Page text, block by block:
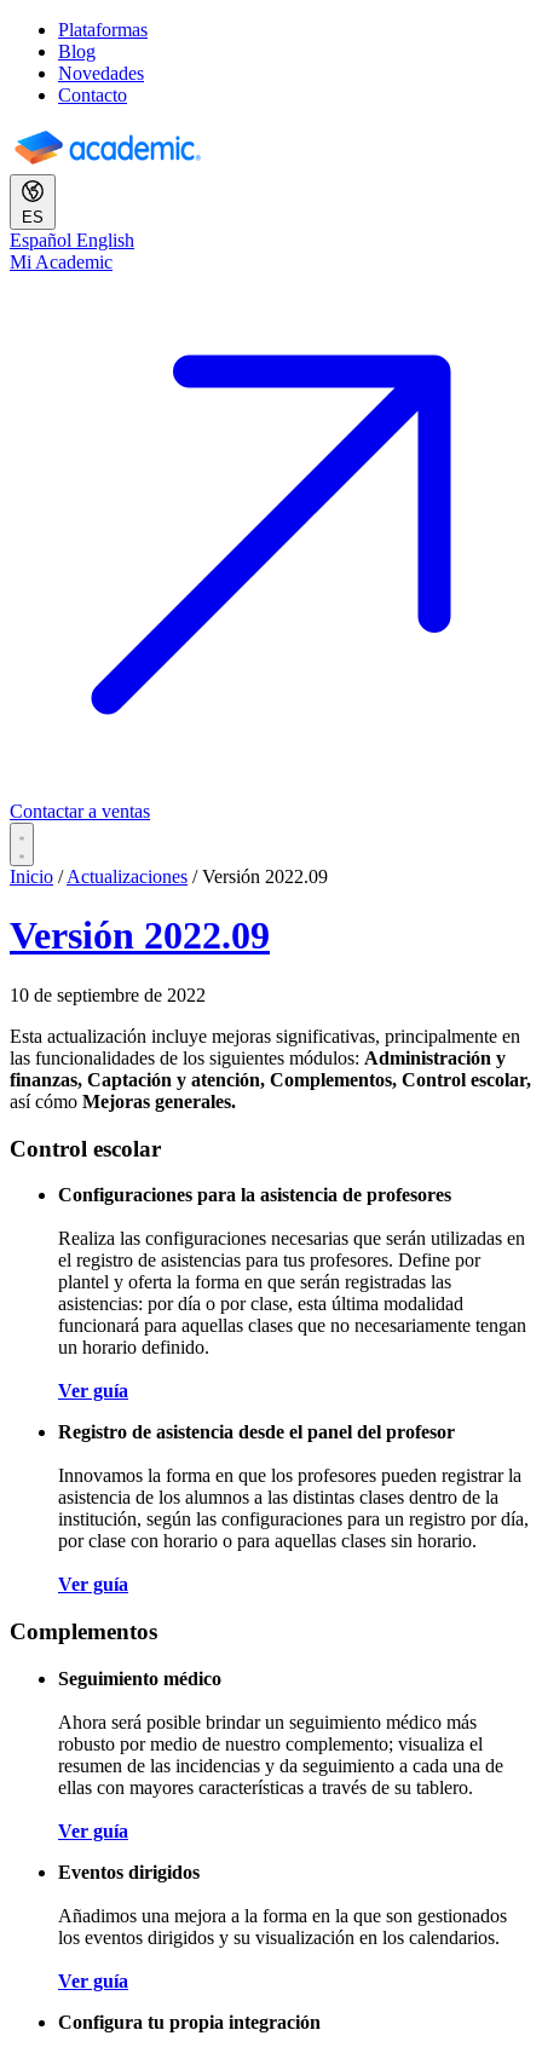
Plataformas
Blog
Novedades
Contacto
ES
Español English
Mi Academic
Contactar a ventas
Inicio / Actualizaciones / Versión 2022.09
Versión 2022.09
10 de septiembre de 2022
Esta actualización incluye mejoras significativas, principalmente en
las funcionalidades de los siguientes módulos: Administración y
finanzas, Captación y atención, Complementos, Control escolar,
así cómo Mejoras generales.
Control escolar
Configuraciones para la asistencia de profesores
Realiza las configuraciones necesarias que serán utilizadas en
el registro de asistencias para tus profesores. Define por
plantel y oferta la forma en que serán registradas las
asistencias: por día o por clase, esta última modalidad
funcionará para aquellas clases que no necesariamente tengan
un horario definido.
Ver guía
Registro de asistencia desde el panel del profesor
Innovamos la forma en que los profesores pueden registrar la
asistencia de los alumnos a las distintas clases dentro de la
institución, según las configuraciones para un registro por día,
por clase con horario o para aquellas clases sin horario.
Ver guía
Complementos
Seguimiento médico
Ahora será posible brindar un seguimiento médico más
robusto por medio de nuestro complemento; visualiza el
resumen de las incidencias y da seguimiento a cada una de
ellas con mayores características a través de su tablero.
Ver guía
Eventos dirigidos
Añadimos una mejora a la forma en la que son gestionados
los eventos dirigidos y su visualización en los calendarios.
Ver guía
Configura tu propia integración